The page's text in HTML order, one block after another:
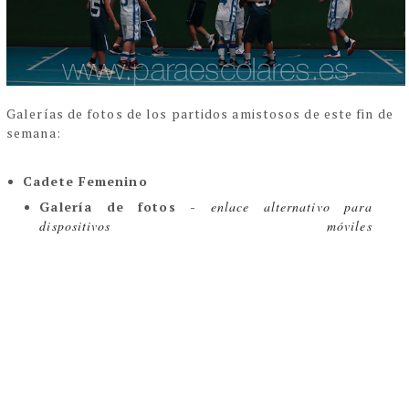
Galerías de fotos de los partidos amistosos de este fin de
semana:
Cadete Femenino
Galería de fotos - enlace alternativo para
dispositivos móviles